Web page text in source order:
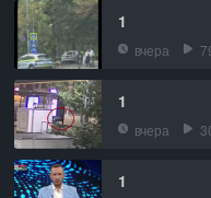
1
вчера
1
вчера
1